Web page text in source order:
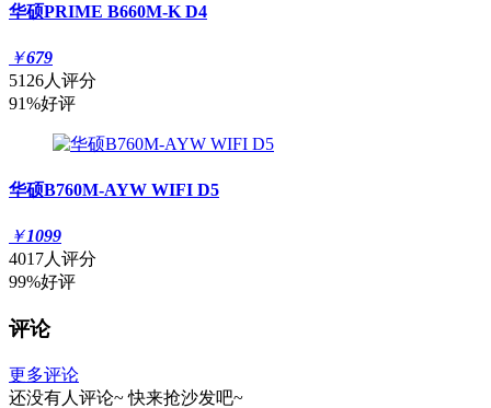
华硕PRIME B660M-K D4
￥679
5126人评分
91%好评
华硕B760M-AYW WIFI D5
￥1099
4017人评分
99%好评
评论
更多评论
还没有人评论~ 快来抢沙发吧~